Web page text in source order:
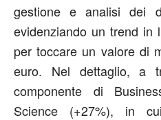
gestione e analisi dei
evidenziando un trend in
per toccare un valore di
euro. Nel dettaglio, a
componente di
Science (+27%), in